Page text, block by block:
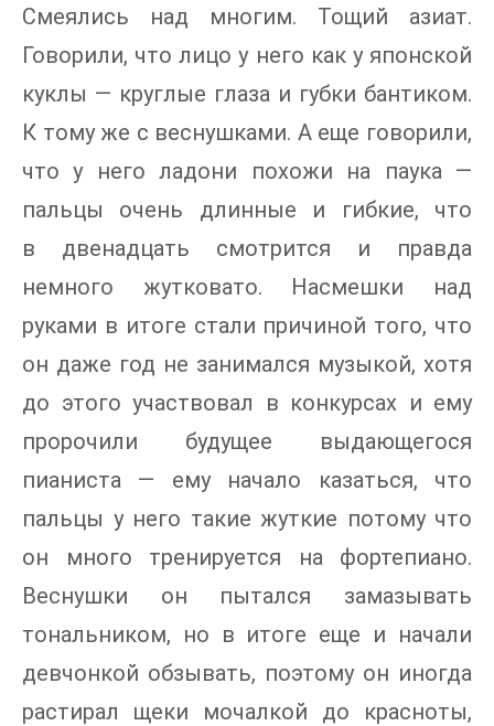
Смеялись над многим. Тощий азиат.
Говорили, что лицо у него как у японской
куклы — круглые глаза и губки бантиком.
К тому же с веснушками. А еще говорили,
что у него ладони похожи на паука —
пальцы очень длинные и гибкие, что
в двенадцать смотрится и правда
немного жутковато. Насмешки над
руками в итоге стали причиной того, что
он даже год не занимался музыкой, хотя
до этого участвовал в конкурсах и ему
пророчили будущее выдающегося
пианиста — ему начало казаться, что
пальцы у него такие жуткие потому что
он много тренируется на фортепиано.
Веснушки он пытался замазывать
тональником, но в итоге еще и начали
девчонкой обзывать, поэтому он иногда
растирал щеки мочалкой до красноты,